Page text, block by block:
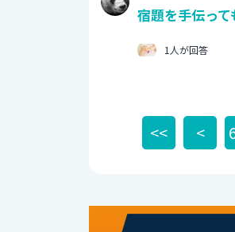
宿題を手伝っ
1人が回答
<< <